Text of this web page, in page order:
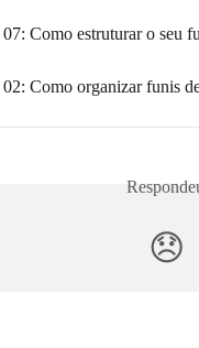
Como estruturar o seu
Como organizar funis
😞